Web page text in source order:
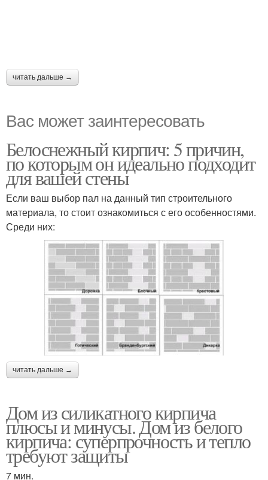
читать дальше →
Вас может заинтересовать
Белоснежный кирпич: 5 причин,
по которым он идеально подходит
для вашей стены
Если ваш выбор пал на данный тип строительного
материала, то стоит ознакомиться с его особенностями.
Среди них:
читать дальше →
Дом из силикатного кирпича
плюсы и минусы. Дом из белого
кирпича: суперпрочность и тепло
требуют защиты
7 мин.